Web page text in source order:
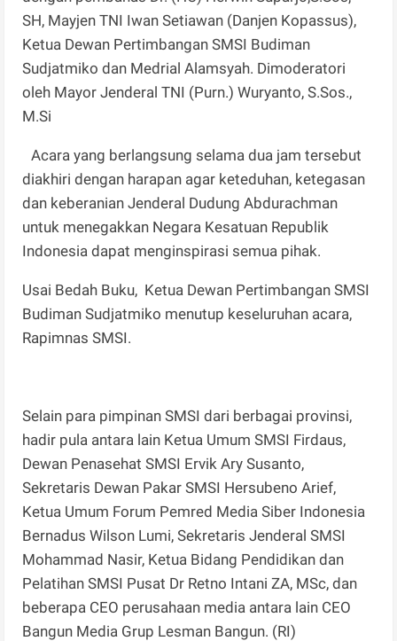
SH, Mayjen TNI Iwan Setiawan (Danjen Kopassus),
Ketua Dewan Pertimbangan SMSI Budiman
Sudjatmiko dan Medrial Alamsyah. Dimoderatori
oleh Mayor Jenderal TNI (Purn.) Wuryanto, S.Sos.,
M.Si
Acara yang berlangsung selama dua jam tersebut
diakhiri dengan harapan agar keteduhan, ketegasan
dan keberanian Jenderal Dudung Abdurachman
untuk menegakkan Negara Kesatuan Republik
Indonesia dapat menginspirasi semua pihak.
Usai Bedah Buku, Ketua Dewan Pertimbangan SMSI
Budiman Sudjatmiko menutup keseluruhan acara,
Rapimnas SMSI.
Selain para pimpinan SMSI dari berbagai provinsi,
hadir pula antara lain Ketua Umum SMSI Firdaus,
Dewan Penasehat SMSI Ervik Ary Susanto,
Sekretaris Dewan Pakar SMSI Hersubeno Arief,
Ketua Umum Forum Pemred Media Siber Indonesia
Bernadus Wilson Lumi, Sekretaris Jenderal SMSI
Mohammad Nasir, Ketua Bidang Pendidikan dan
Pelatihan SMSI Pusat Dr Retno Intani ZA, MSc, dan
beberapa CEO perusahaan media antara lain CEO
Bangun Media Grup Lesman Bangun. (RI)